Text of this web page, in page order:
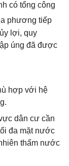
có tổng công
phương tiếp
lợi, quy
úng đã được
hợp với hệ
dân cư cần
đa mặt nước
thấm nước